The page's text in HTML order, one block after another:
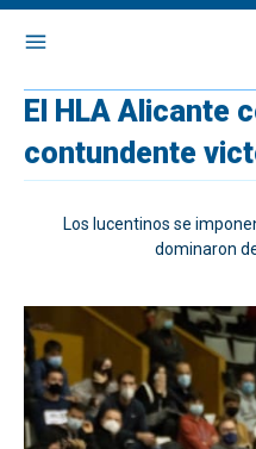
El HLA Alicante
contundente
Los lucentinos se
dominaron